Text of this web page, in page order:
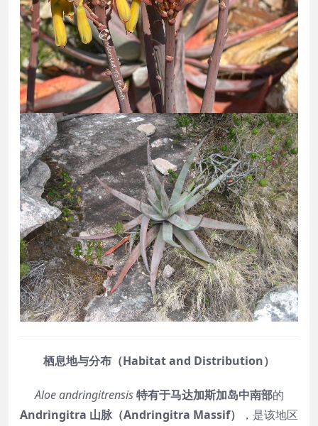
栖息地与分布（Habitat and Distribution）
Aloe andringitrensis 特有于马达加斯加岛中南部的
Andringitra 山脉（Andringitra Massif）
，是该地区